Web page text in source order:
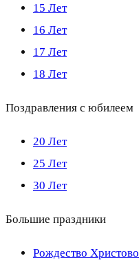
15 Лет
16 Лет
17 Лет
18 Лет
Поздравления с юбилеем
20 Лет
25 Лет
30 Лет
Большие праздники
Рождество Христово